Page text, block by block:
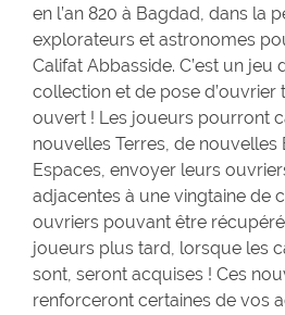
en l’an 820 à Bagdad, dans la
explorateurs et astronomes
Califat Abbasside. C’est un jeu
collection et de pose d’ouvrier
ouvert ! Les joueurs pourront
nouvelles Terres, de nouvelles
Espaces, envoyer leurs
adjacentes à une vingtaine de
ouvriers pouvant être
joueurs plus tard, lorsque les
sont, seront acquises ! Ces
renforceront certaines de vos